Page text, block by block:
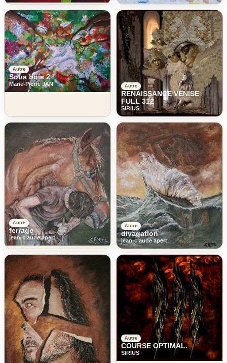
Autre
Sous bois 2
Marie-Pierre JAN Autre
RENAISSANCE VENISE
FULL 312
SIRIUS
Autre
ferrage
jean-claude apert
Autre
divagation
jean-claude apert
Autre
COURSE OPTIMAL.
SIRIUS